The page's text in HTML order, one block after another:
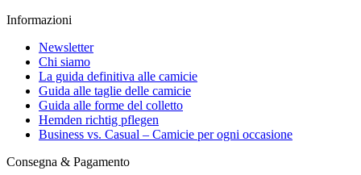
Informazioni
Newsletter
Chi siamo
La guida definitiva alle camicie
Guida alle taglie delle camicie
Guida alle forme del colletto
Hemden richtig pflegen
Business vs. Casual – Camicie per ogni occasione
Consegna & Pagamento